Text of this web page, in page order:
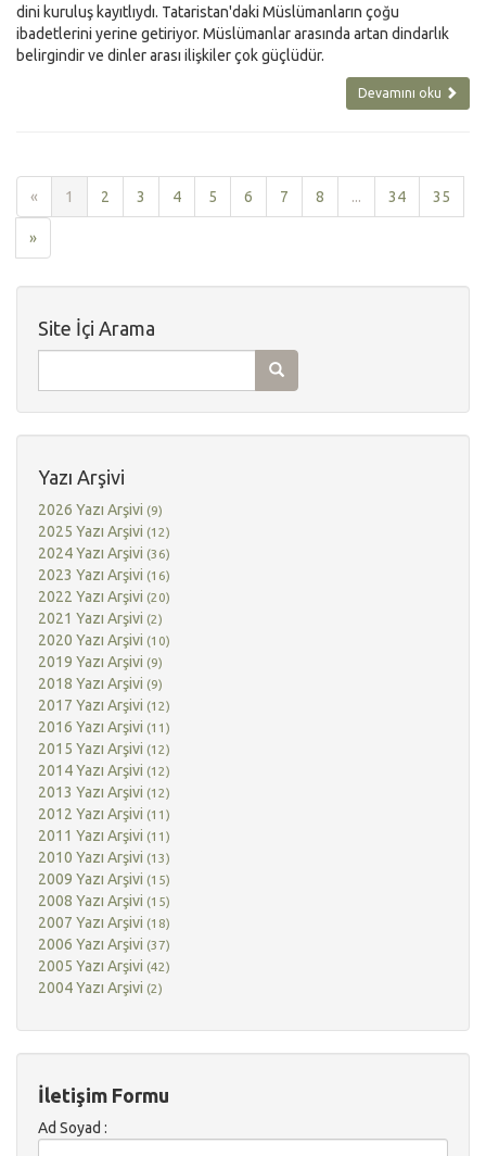
dini kuruluş kayıtlıydı. Tataristan'daki Müslümanların çoğu
ibadetlerini yerine getiriyor. Müslümanlar arasında artan dindarlık
belirgindir ve dinler arası ilişkiler çok güçlüdür.
Devamını oku
« 1 2 3 4 5 6 7 8 ... 34 35
»
Site İçi Arama
Yazı Arşivi
2026 Yazı Arşivi (9)
2025 Yazı Arşivi (12)
2024 Yazı Arşivi (36)
2023 Yazı Arşivi (16)
2022 Yazı Arşivi (20)
2021 Yazı Arşivi (2)
2020 Yazı Arşivi (10)
2019 Yazı Arşivi (9)
2018 Yazı Arşivi (9)
2017 Yazı Arşivi (12)
2016 Yazı Arşivi (11)
2015 Yazı Arşivi (12)
2014 Yazı Arşivi (12)
2013 Yazı Arşivi (12)
2012 Yazı Arşivi (11)
2011 Yazı Arşivi (11)
2010 Yazı Arşivi (13)
2009 Yazı Arşivi (15)
2008 Yazı Arşivi (15)
2007 Yazı Arşivi (18)
2006 Yazı Arşivi (37)
2005 Yazı Arşivi (42)
2004 Yazı Arşivi (2)
İletişim Formu
Ad Soyad :